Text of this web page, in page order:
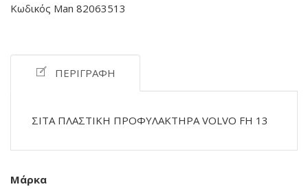
Κωδικός Man 82063513
ΠΕΡΙΓΡΑΦΉ
ΣΙΤΑ ΠΛΑΣΤΙΚΗ ΠΡΟΦΥΛΑΚΤΗΡΑ VOLVO FH 13
Μάρκα